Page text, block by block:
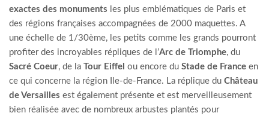
exactes des monuments les plus emblématiques de Paris et
des régions françaises accompagnées de 2000 maquettes. A
une échelle de 1/30ème, les petits comme les grands pourront
profiter des incroyables répliques de l’Arc de Triomphe, du
Sacré Coeur, de la Tour Eiffel ou encore du Stade de France en
ce qui concerne la région Ile-de-France. La réplique du Château
de Versailles est également présente et est merveilleusement
bien réalisée avec de nombreux arbustes plantés pour